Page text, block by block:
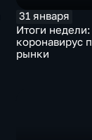
31 января
Итоги
коронавирус
рынки